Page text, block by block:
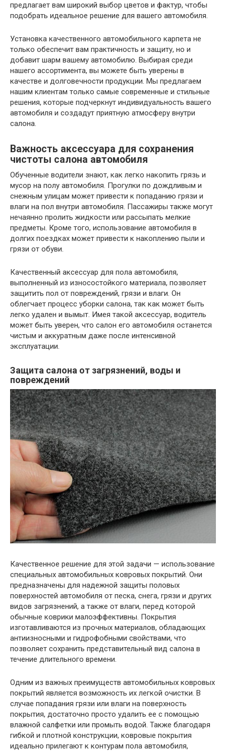
предлагает вам широкий выбор цветов и фактур, чтобы
подобрать идеальное решение для вашего автомобиля.
Установка качественного автомобильного карпета не
только обеспечит вам практичность и защиту, но и
добавит шарм вашему автомобилю. Выбирая среди
нашего ассортимента, вы можете быть уверены в
качестве и долговечности продукции. Мы предлагаем
нашим клиентам только самые современные и стильные
решения, которые подчеркнут индивидуальность вашего
автомобиля и создадут приятную атмосферу внутри
салона.
Важность аксессуара для сохранения
чистоты салона автомобиля
Обученные водители знают, как легко накопить грязь и
мусор на полу автомобиля. Прогулки по дождливым и
снежным улицам может привести к попаданию грязи и
влаги на пол внутри автомобиля. Пассажиры также могут
нечаянно пролить жидкости или рассыпать мелкие
предметы. Кроме того, использование автомобиля в
долгих поездках может привести к накоплению пыли и
грязи от обуви.
Качественный аксессуар для пола автомобиля,
выполненный из износостойкого материала, позволяет
защитить пол от повреждений, грязи и влаги. Он
облегчает процесс уборки салона, так как может быть
легко удален и вымыт. Имея такой аксессуар, водитель
может быть уверен, что салон его автомобиля останется
чистым и аккуратным даже после интенсивной
эксплуатации.
Защита салона от загрязнений, воды и
повреждений
Качественное решение для этой задачи — использование
специальных автомобильных ковровых покрытий. Они
предназначены для надежной защиты половых
поверхностей автомобиля от песка, снега, грязи и других
видов загрязнений, а также от влаги, перед которой
обычные коврики малоэффективны. Покрытия
изготавливаются из прочных материалов, обладающих
антиизносными и гидрофобными свойствами, что
позволяет сохранить представительный вид салона в
течение длительного времени.
Одним из важных преимуществ автомобильных ковровых
покрытий является возможность их легкой очистки. В
случае попадания грязи или влаги на поверхность
покрытия, достаточно просто удалить ее с помощью
влажной салфетки или промыть водой. Также благодаря
гибкой и плотной конструкции, ковровые покрытия
идеально прилегают к контурам пола автомобиля,